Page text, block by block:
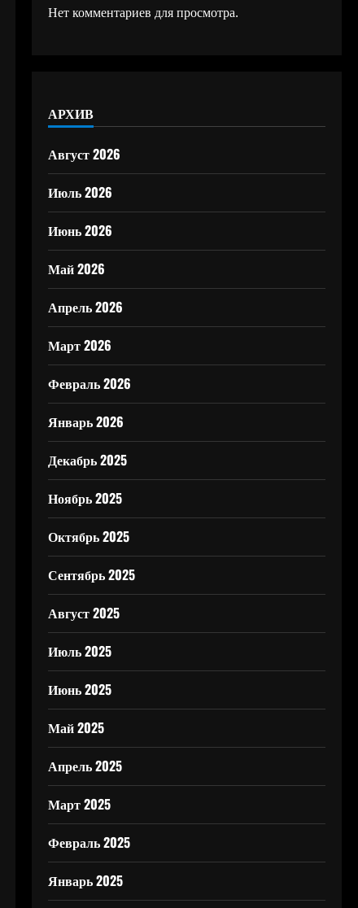
Нет комментариев для просмотра.
АРХИВ
Август 2026
Июль 2026
Июнь 2026
Май 2026
Апрель 2026
Март 2026
Февраль 2026
Январь 2026
Декабрь 2025
Ноябрь 2025
Октябрь 2025
Сентябрь 2025
Август 2025
Июль 2025
Июнь 2025
Май 2025
Апрель 2025
Март 2025
Февраль 2025
Январь 2025